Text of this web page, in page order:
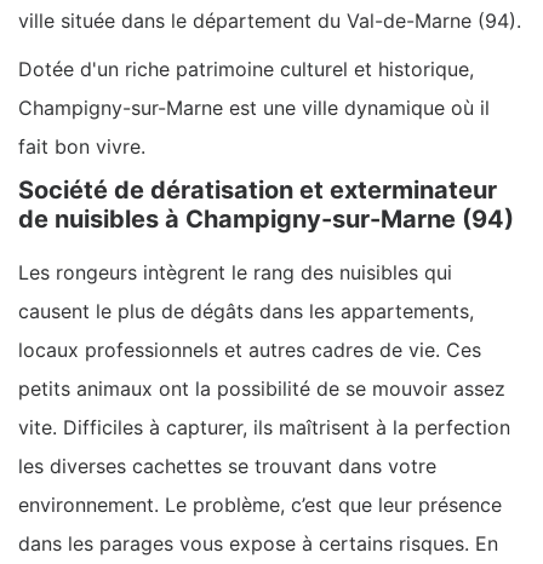
ville située dans le département du Val-de-Marne (94).
Dotée d'un riche patrimoine culturel et historique,
Champigny-sur-Marne est une ville dynamique où il
fait bon vivre.
Société de dératisation et exterminateur
de nuisibles à Champigny-sur-Marne (94)
Les rongeurs intègrent le rang des nuisibles qui
causent le plus de dégâts dans les appartements,
locaux professionnels et autres cadres de vie. Ces
petits animaux ont la possibilité de se mouvoir assez
vite. Difficiles à capturer, ils maîtrisent à la perfection
les diverses cachettes se trouvant dans votre
environnement. Le problème, c’est que leur présence
dans les parages vous expose à certains risques. En